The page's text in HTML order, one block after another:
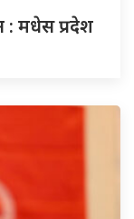
: मधेस प्रदेश